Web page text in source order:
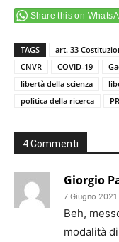
Share this on
TAGS art. 33
CNVR
COVID-19
libertà della scienza
politica della ricerca
4 Commenti
Giorgio
7 Giugno 2021
Beh,
modalità